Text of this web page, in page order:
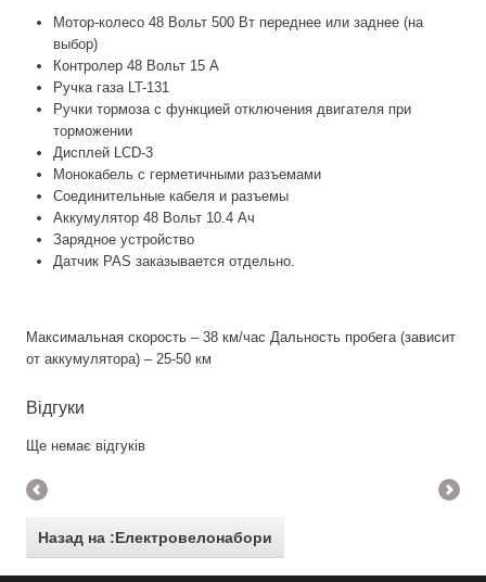
Мотор-колесо 48 Вольт 500 Вт переднее или заднее (на
выбор)
Контролер 48 Вольт 15 А
Ручка газа LT-131
Ручки тормоза с функцией отключения двигателя при
торможении
Дисплей LCD-3
Монокабель с герметичными разъемами
Соединительные кабеля и разъемы
Аккумулятор 48 Вольт 10.4 Ач
Зарядное устройство
Датчик PAS заказывается отдельно.
Максимальная скорость – 38 км/час Дальность пробега (зависит
от аккумулятора) – 25-50 км
Відгуки
Ще немає відгуків
Назад на :Електровелонабори